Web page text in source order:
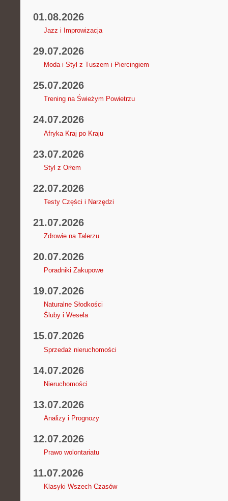
01.08.2026
Jazz i Improwizacja
29.07.2026
Moda i Styl z Tuszem i Piercingiem
25.07.2026
Trening na Świeżym Powietrzu
24.07.2026
Afryka Kraj po Kraju
23.07.2026
Styl z Orłem
22.07.2026
Testy Części i Narzędzi
21.07.2026
Zdrowie na Talerzu
20.07.2026
Poradniki Zakupowe
19.07.2026
Naturalne Słodkości
Śluby i Wesela
15.07.2026
Sprzedaż nieruchomości
14.07.2026
Nieruchomości
13.07.2026
Analizy i Prognozy
12.07.2026
Prawo wolontariatu
11.07.2026
Klasyki Wszech Czasów